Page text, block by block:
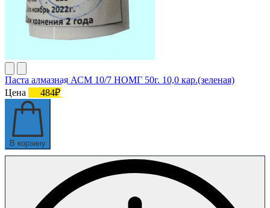
Паста алмазная АСМ 10/7 НОМГ 50г. 10,0 кар.(зеленая)
Цена
484₽
В корзину